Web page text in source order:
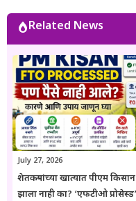
भर असतो. Goresarkar.in चा उद्देश महाराष्ट्रातील शेतकरी, विद्यार्थी, महिला,
युवक आणि सर्वसामान्य
पोहोचवणे हा आहे.
जातो. अधिकृत
येतात. या संकेतस्थळावरील माहिती ही केवळ जनजागृती आणि मार्गदर्शनाच्या
उद्देशाने प्रकाशित केली
संबंधित विभागाच्या
पडताळणी करण्याचा सल्ला
Related News
July 27, 2026
शेतकऱ्यांच्या खात्यात पीएम
झाला नाही का? ‘एफटीओ